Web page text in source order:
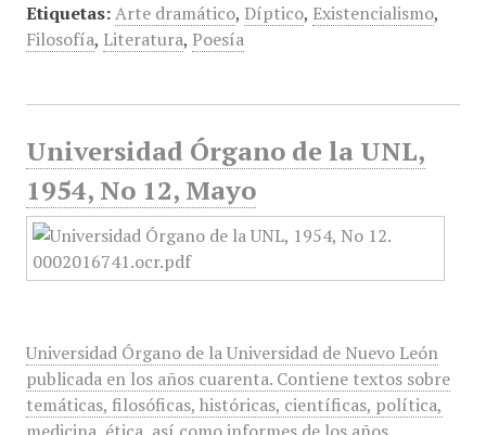
Etiquetas: Arte dramático, Díptico, Existencialismo,
Filosofía, Literatura, Poesía
Universidad Órgano de la UNL,
1954, No 12, Mayo
Universidad Órgano de la Universidad de Nuevo León
publicada en los años cuarenta. Contiene textos sobre
temáticas, filosóficas, históricas, científicas, política,